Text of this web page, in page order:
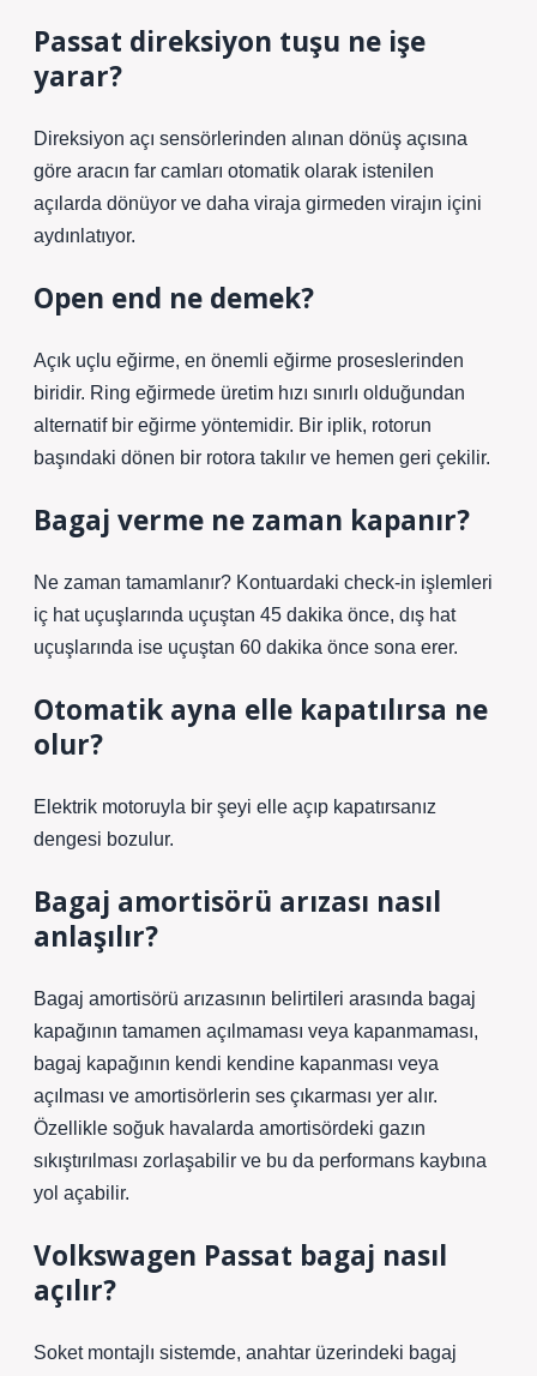
Passat direksiyon tuşu ne işe
yarar?
Direksiyon açı sensörlerinden alınan dönüş açısına
göre aracın far camları otomatik olarak istenilen
açılarda dönüyor ve daha viraja girmeden virajın içini
aydınlatıyor.
Open end ne demek?
Açık uçlu eğirme, en önemli eğirme proseslerinden
biridir. Ring eğirmede üretim hızı sınırlı olduğundan
alternatif bir eğirme yöntemidir. Bir iplik, rotorun
başındaki dönen bir rotora takılır ve hemen geri çekilir.
Bagaj verme ne zaman kapanır?
Ne zaman tamamlanır? Kontuardaki check-in işlemleri
iç hat uçuşlarında uçuştan 45 dakika önce, dış hat
uçuşlarında ise uçuştan 60 dakika önce sona erer.
Otomatik ayna elle kapatılırsa ne
olur?
Elektrik motoruyla bir şeyi elle açıp kapatırsanız
dengesi bozulur.
Bagaj amortisörü arızası nasıl
anlaşılır?
Bagaj amortisörü arızasının belirtileri arasında bagaj
kapağının tamamen açılmaması veya kapanmaması,
bagaj kapağının kendi kendine kapanması veya
açılması ve amortisörlerin ses çıkarması yer alır.
Özellikle soğuk havalarda amortisördeki gazın
sıkıştırılması zorlaşabilir ve bu da performans kaybına
yol açabilir.
Volkswagen Passat bagaj nasıl
açılır?
Soket montajlı sistemde, anahtar üzerindeki bagaj